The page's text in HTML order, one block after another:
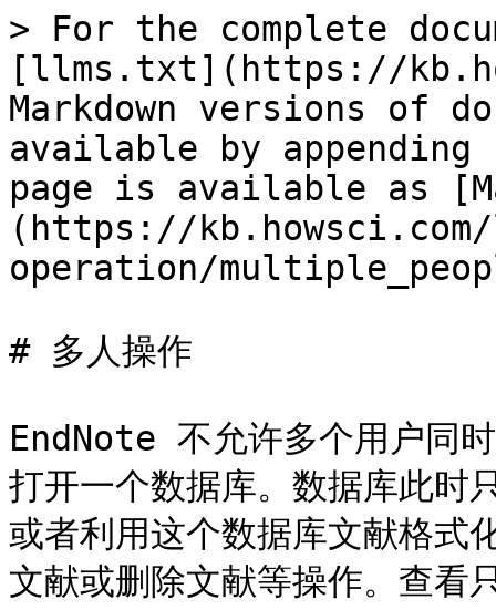
> For the complete
[llms.txt](https://
Markdown versions of
available by
page is available as
(https://
operation/
# 多人操作
EndNote 不允许多个用户同
打开一个数据库。数据库此时
或者利用这个数据库文献格式
文献或删除文献等操作。查看